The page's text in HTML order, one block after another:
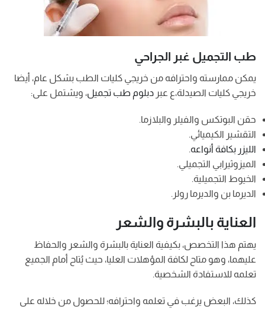
طب التجميل غبر الجراحي
يمكن ممارسته واحترافه من خريجي كليات الطب بشكل عام، أيضا
خريجي كليات الصيدلة،ع عبر دبلوم طب تجميل، ويشتمل على:
حقن البوتكس والفيلر والبلازما.
التقشير الكيميائي.
الليزر بكافة أنواعه.
الميزوثيرابي التجميلي.
الخيوط التجميلية.
الديرما بن والديرما رولر.
العناية بالبشرة والشعر
يهتم هذا التخصص، بكيفية العناية بالبشرة والشعر والحفاظ
عليهما، وهو متاح لكافة المؤهلات العليا، حيث يُتاح أمام الجميع
تعلمه للاستفادة الشخصية.
كذلك، البعض يرغب في تعلمه واحترافه؛ للحصول من خلاله على